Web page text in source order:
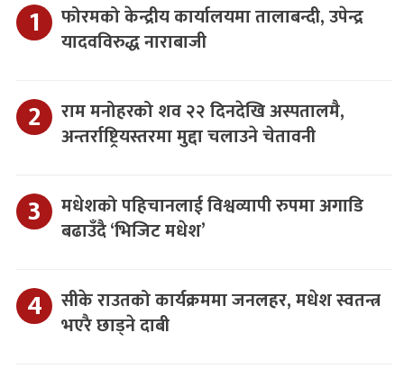
फोरमको केन्द्रीय कार्यालयमा तालाबन्दी, उपेन्द्र
यादवविरुद्ध नाराबाजी
राम मनोहरको शव २२ दिनदेखि अस्पतालमै,
अन्तर्राष्ट्रियस्तरमा मुद्दा चलाउने चेतावनी
मधेशको पहिचानलाई विश्वव्यापी रुपमा अगाडि
बढाउँदै ‘भिजिट मधेश’
सीके राउतको कार्यक्रममा जनलहर, मधेश स्वतन्त्र
भएरै छाड्ने दाबी